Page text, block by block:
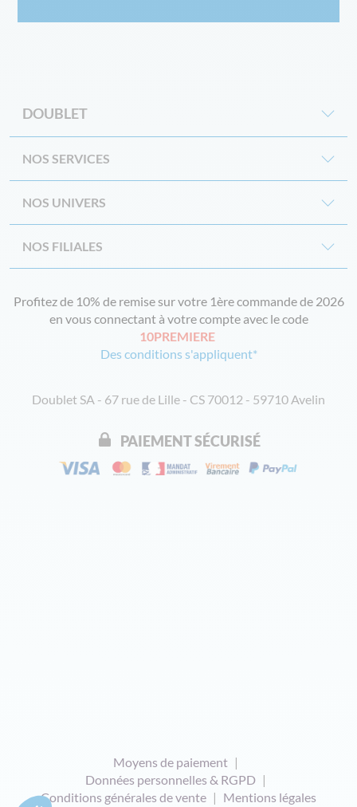
DOUBLET
NOS SERVICES
NOS UNIVERS
NOS FILIALES
Profitez de 10% de remise sur votre 1ère commande de 2026
en vous connectant à votre compte avec le code
10PREMIERE
Des conditions s'appliquent*
Doublet SA - 67 rue de Lille - CS 70012 - 59710 Avelin
PAIEMENT SÉCURISÉ
Moyens de paiement
Données personnelles & RGPD
Conditions générales de vente
Mentions légales